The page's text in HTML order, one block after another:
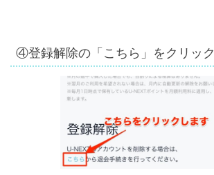
④登録解除の「こちら」をクリック